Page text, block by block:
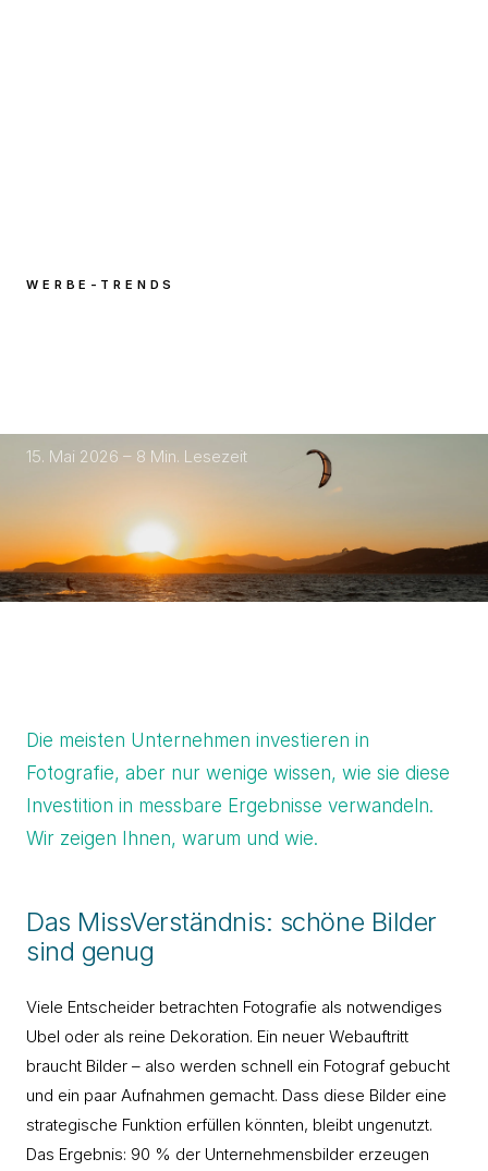
WERBE-TRENDS
15. Mai 2026 – 8 Min. Lesezeit
Die meisten Unternehmen investieren in
Fotografie, aber nur wenige wissen, wie sie diese
Investition in messbare Ergebnisse verwandeln.
Wir zeigen Ihnen, warum und wie.
Das MissVerständnis: schöne Bilder
sind genug
Viele Entscheider betrachten Fotografie als notwendiges
Ubel oder als reine Dekoration. Ein neuer Webauftritt
braucht Bilder – also werden schnell ein Fotograf gebucht
und ein paar Aufnahmen gemacht. Dass diese Bilder eine
strategische Funktion erfüllen könnten, bleibt ungenutzt.
Das Ergebnis: 90 % der Unternehmensbilder erzeugen